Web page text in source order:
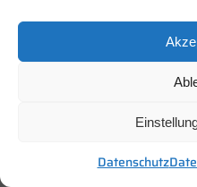
Datenschutz